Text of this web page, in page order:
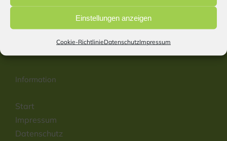
Einstellungen anzeigen
Cookie-RichtlinieDatenschutzImpressum
Tel: (+49) 08407 931 988
E-Mail:info@hortus-flora.de
Website: www.hortus-flora.de
Information
Start
Impressum
Datenschutz